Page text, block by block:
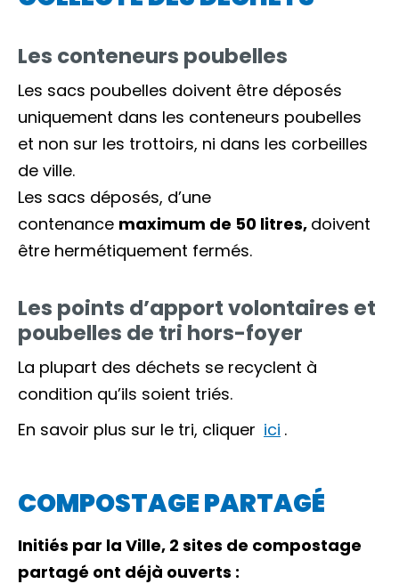
Les conteneurs poubelles
Les sacs poubelles doivent être déposés
uniquement dans les conteneurs poubelles
et non sur les trottoirs, ni dans les corbeilles
de ville.
Les sacs déposés, d’une
contenance maximum de 50 litres, doivent
être hermétiquement fermés.
Les points d’apport volontaires et
poubelles de tri hors-foyer
La plupart des déchets se recyclent à
condition qu’ils soient triés.
En savoir plus sur le tri, cliquer ici .
COMPOSTAGE PARTAGÉ
Initiés par la Ville, 2 sites de compostage
partagé ont déjà ouverts :